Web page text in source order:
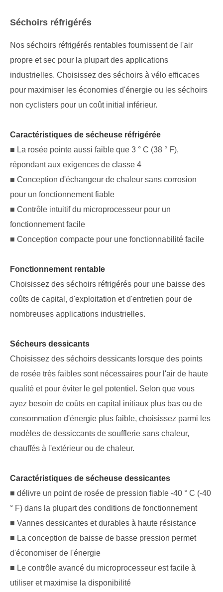
Séchoirs réfrigérés
Nos séchoirs réfrigérés rentables fournissent de l'air
propre et sec pour la plupart des applications
industrielles. Choisissez des séchoirs à vélo efficaces
pour maximiser les économies d'énergie ou les séchoirs
non cyclisters pour un coût initial inférieur.
Caractéristiques de sécheuse réfrigérée
■ La rosée pointe aussi faible que 3 ° C (38 ° F),
répondant aux exigences de classe 4
■ Conception d'échangeur de chaleur sans corrosion
pour un fonctionnement fiable
■ Contrôle intuitif du microprocesseur pour un
fonctionnement facile
■ Conception compacte pour une fonctionnabilité facile
Fonctionnement rentable
Choisissez des séchoirs réfrigérés pour une baisse des
coûts de capital, d'exploitation et d'entretien pour de
nombreuses applications industrielles.
Sécheurs dessicants
Choisissez des séchoirs dessicants lorsque des points
de rosée très faibles sont nécessaires pour l'air de haute
qualité et pour éviter le gel potentiel. Selon que vous
ayez besoin de coûts en capital initiaux plus bas ou de
consommation d'énergie plus faible, choisissez parmi les
modèles de dessiccants de soufflerie sans chaleur,
chauffés à l'extérieur ou de chaleur.
Caractéristiques de sécheuse dessicantes
■ délivre un point de rosée de pression fiable -40 ° C (-40
° F) dans la plupart des conditions de fonctionnement
■ Vannes dessicantes et durables à haute résistance
■ La conception de baisse de basse pression permet
d'économiser de l'énergie
■ Le contrôle avancé du microprocesseur est facile à
utiliser et maximise la disponibilité